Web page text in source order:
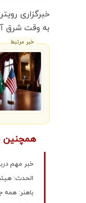
به وقت شرق آمریکا (نیمه‌شب
خبر مرتبط
همچنین
خبر مهم
الحدث:
باهنر: همه